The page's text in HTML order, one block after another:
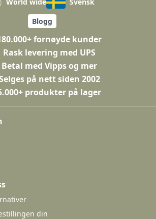
Blogg
fornøyde kunder
Rask levering med UPS
Betal med Vipps og mer
på nett siden 2002
produkter på lager
din